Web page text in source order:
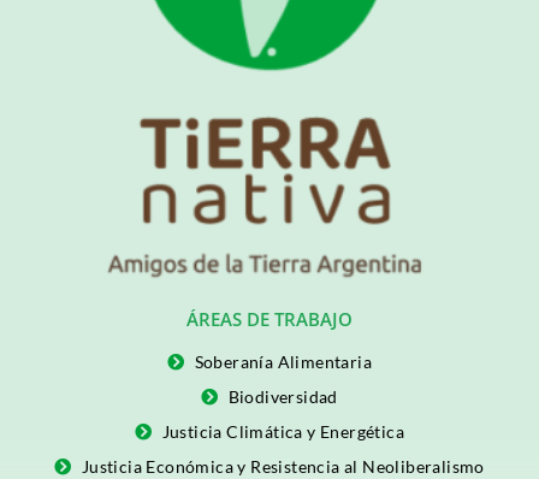
ÁREAS DE TRABAJO
Soberanía Alimentaria
Biodiversidad
Justicia Climática y Energética
Justicia Económica y Resistencia al Neoliberalismo